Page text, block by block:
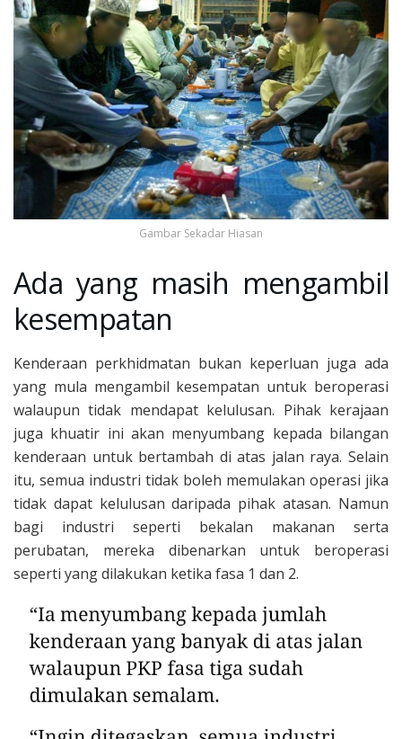
Gambar Sekadar Hiasan
Ada yang masih mengambil
kesempatan
Kenderaan perkhidmatan bukan keperluan juga ada
yang mula mengambil kesempatan untuk beroperasi
walaupun tidak mendapat kelulusan. Pihak kerajaan
juga khuatir ini akan menyumbang kepada bilangan
kenderaan untuk bertambah di atas jalan raya. Selain
itu, semua industri tidak boleh memulakan operasi jika
tidak dapat kelulusan daripada pihak atasan. Namun
bagi industri seperti bekalan makanan serta
perubatan, mereka dibenarkan untuk beroperasi
seperti yang dilakukan ketika fasa 1 dan 2.